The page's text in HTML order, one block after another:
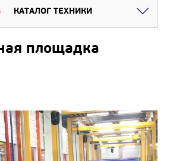
КАТАЛОГ ТЕХНИКИ
площадка